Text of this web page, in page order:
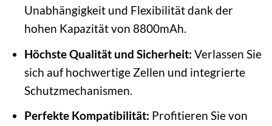
Unabhängigkeit und Flexibilität dank der
hohen Kapazität von 8800mAh.
Höchste Qualität und Sicherheit: Verlassen Sie
sich auf hochwertige Zellen und integrierte
Schutzmechanismen.
Perfekte Kompatibilität: Profitieren Sie von